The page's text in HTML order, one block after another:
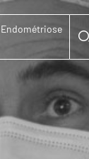
Endométriose